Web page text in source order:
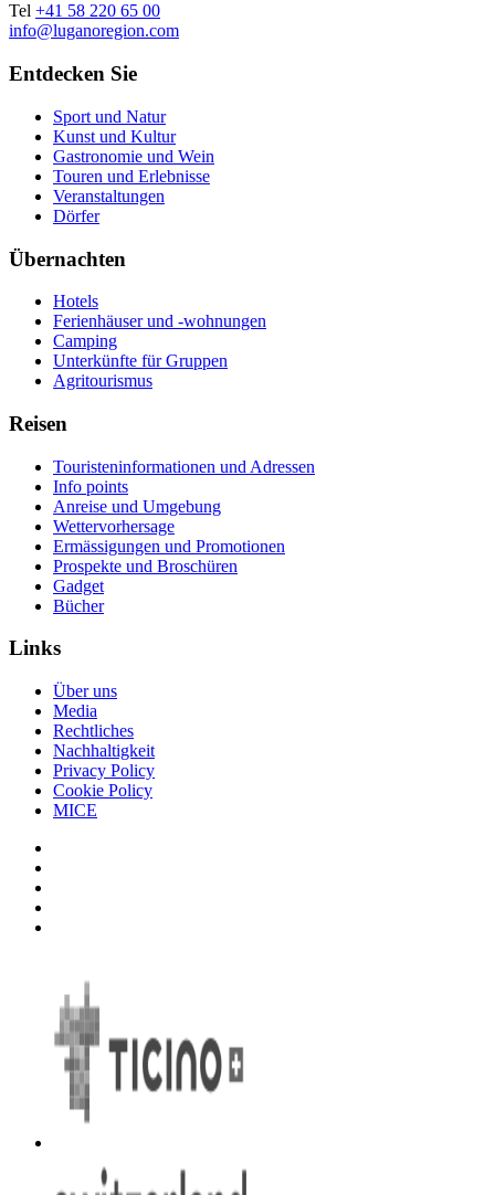
Tel +41 58 220 65 00
info@luganoregion.com
Entdecken Sie
Sport und Natur
Kunst und Kultur
Gastronomie und Wein
Touren und Erlebnisse
Veranstaltungen
Dörfer
Übernachten
Hotels
Ferienhäuser und -wohnungen
Camping
Unterkünfte für Gruppen
Agritourismus
Reisen
Touristeninformationen und Adressen
Info points
Anreise und Umgebung
Wettervorhersage
Ermässigungen und Promotionen
Prospekte und Broschüren
Gadget
Bücher
Links
Über uns
Media
Rechtliches
Nachhaltigkeit
Privacy Policy
Cookie Policy
MICE